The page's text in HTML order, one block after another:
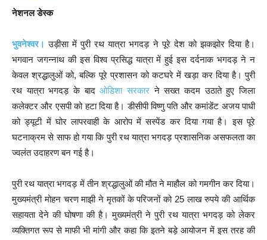
नेशनल डेस्क
भुवनेश्वर। उड़ीसा में पुरी रथ यात्रा भगदड़ ने पूरे देश को झकझोर दिया है।
भगवान जगन्नाथ की इस विश्व प्रसिद्ध यात्रा में हुई इस दर्दनाक भगदड़ ने न
केवल श्रद्धालुओं को, बल्कि पूरे प्रशासन को कटघरे में खड़ा कर दिया है। पुरी
रथ यात्रा भगदड़ के बादओडिशा सरकार ने सख्त कदम उठाते हुए जिला
कलेक्टर और एसपी को हटा दिया है। डीसीपी विष्णु पति और कमांडेंट अजय पाधी
को ड्यूटी में घोर लापरवाही के आरोप में सस्पेंड कर दिया गया है। इस पूरे
घटनाक्रम से साफ हो गया कि पुरी रथ यात्रा भगदड़ प्रशासनिक असफलता का
ज्वलंत उदाहरण बन गई है।
पुरी रथ यात्रा भगदड़ में तीन श्रद्धालुओं की मौत ने माहौल को गमगीन कर दिया।
मुख्यमंत्री मोहन चरण माझी ने मृतकों के परिजनों को 25 लाख रुपये की आर्थिक
सहायता देने की घोषणा की है। मुख्यमंत्री ने पुरी रथ यात्रा भगदड़ को लेकर
व्यक्तिगत रूप से माफी भी मांगी और कहा कि इतने बड़े आयोजन में इस तरह की